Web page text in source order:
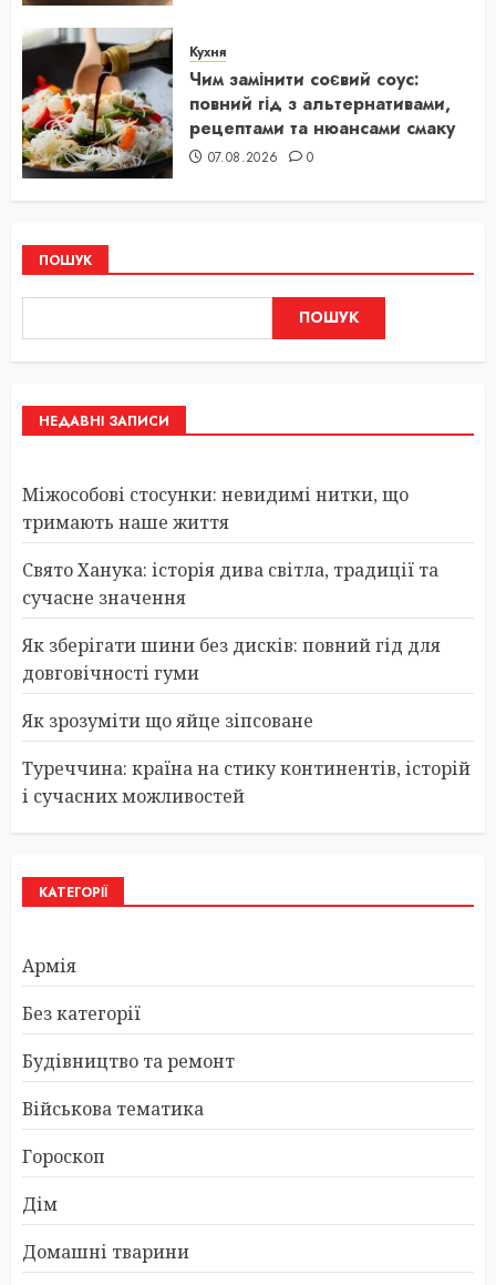
Кухня
Чим замінити соєвий соус:
повний гід з альтернативами,
рецептами та нюансами смаку
07.08.2026 0
ПОШУК
ПОШУК
НЕДАВНІ ЗАПИСИ
Міжособові стосунки: невидимі нитки, що
тримають наше життя
Свято Ханука: історія дива світла, традиції та
сучасне значення
Як зберігати шини без дисків: повний гід для
довговічності гуми
Як зрозуміти що яйце зіпсоване
Туреччина: країна на стику континентів, історій
і сучасних можливостей
КАТЕГОРІЇ
Армія
Без категорії
Будівництво та ремонт
Військова тематика
Гороскоп
Дім
Домашні тварини